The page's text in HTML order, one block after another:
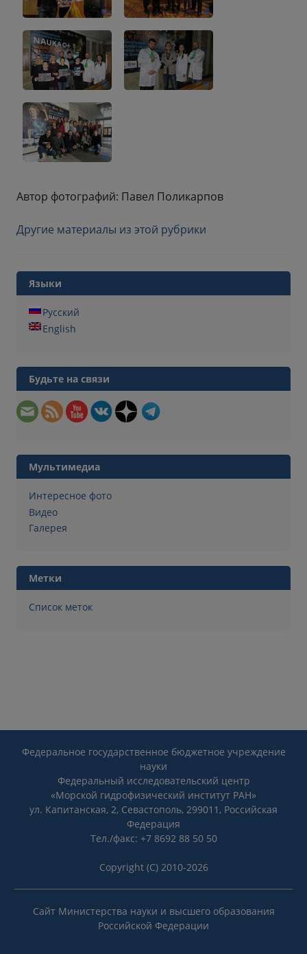
Автор фотографий: Павел Поликарпов
Другие материалы из этой рубрики
Языки
Русский
English
Будьте на связи
Мультимедиа
Интересное фото
Видео
Галерея
Метки
Список меток
Федеральное государственное бюджетное учреждение
науки
Федеральный исследовательский центр
«Морской гидрофизический институт РАН»
ул. Капитанская, 2, Севастополь, 299011, Российская
Федерация
Тел./факс: +7 8692 88 50 50
Copyright (C) 2010-2026
Сайт Министерства науки и высшего образования
Российской Федерации